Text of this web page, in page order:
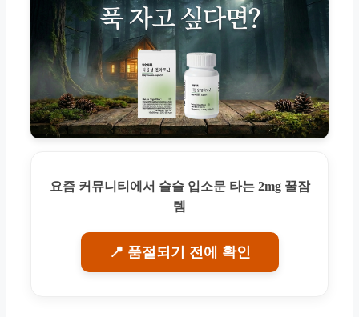
요즘 커뮤니티에서 슬슬 입소문 타는 2mg 꿀잠
템
📍 품절되기 전에 확인